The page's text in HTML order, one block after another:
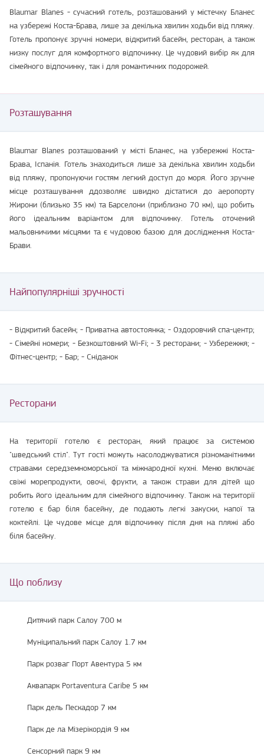
Blaumar Blanes - сучасний готель, розташований у містечку Бланес
на узбережі Коста-Брава, лише за декілька хвилин ходьби від пляжу.
Готель пропонує зручні номери, відкритий басейн, ресторан, а також
низку послуг для комфортного відпочинку. Це чудовий вибір як для
сімейного відпочинку, так і для романтичних подорожей.
Розташування
Blaumar Blanes розташований у місті Бланес, на узбережжі Коста-
Брава, Іспанія. Готель знаходиться лише за декілька хвилин ходьби
від пляжу, пропонуючи гостям легкий доступ до моря. Його зручне
місце розташування ддозволяє швидко дістатися до аеропорту
Жирони (близько 35 км) та Барселони (приблизно 70 км), що робить
його ідеальним варіантом для відпочинку. Готель оточений
мальовничими місцями та є чудовою базою для дослідження Коста-
Брави.
Найпопулярніші зручності
- Відкритий басейн; - Приватна автостоянка; - Оздоровчий спа-центр;
- Сімейні номери; - Безкоштовний Wi-Fi; - 3 ресторани; - Узбережжя; -
Фітнес-центр; - Бар; - Сніданок
Ресторани
На території готелю є ресторан, який працює за системою
"шведський стіл". Тут гості можуть насолоджуватися різноманітними
стравами середземноморської та міжнародної кухні. Меню включає
свіжі морепродукти, овочі, фрукти, а також страви для дітей що
робить його ідеальним для сімейного відпочинку. Також на території
готелю є бар біля басейну, де подають легкі закуски, напої та
коктейлі. Це чудове місце для відпочинку після дня на пляжі або
біля басейну.
Що поблизу
Дитячий парк Салоу 700 м
Муніципальний парк Салоу 1.7 км
Парк розваг Порт Авентура 5 км
Аквапарк Portaventura Caribe 5 км
Парк дель Пескадор 7 км
Парк де ла Мізерікордія 9 км
Сенсорний парк 9 км